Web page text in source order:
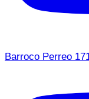
Barroco Perreo